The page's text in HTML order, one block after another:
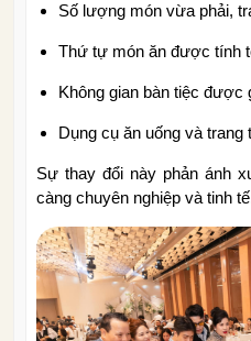
Số lượng món vừa phải,
Thứ tự món ăn được tính
Không gian bàn tiệc được
Dụng cụ ăn uống và
Sự thay đổi này phản ánh
càng chuyên nghiệp và tinh